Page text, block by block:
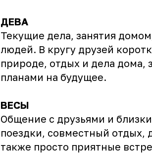
ДЕВА
Текущие дела, занятия
людей. В кругу друзей
природе, отдых и дела дома,
планами на будущее.
ВЕСЫ
Общение с друзьями и
поездки, совместный отдых,
также просто приятные